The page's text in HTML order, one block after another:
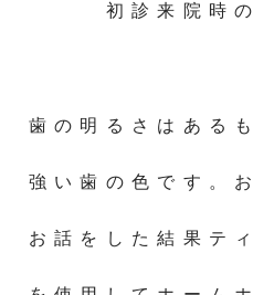
初診来院時
歯の明るさはある
強い歯の色です。
お話をした結果テ